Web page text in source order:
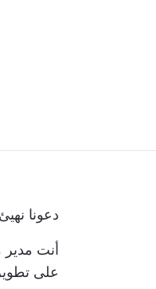
دعونا
أنت مدير
على